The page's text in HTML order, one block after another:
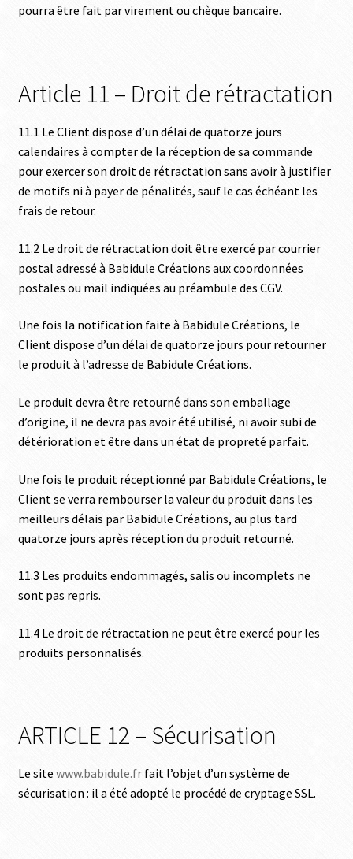
pourra être fait par virement ou chèque bancaire.
Article 11 – Droit de rétractation
11.1 Le Client dispose d’un délai de quatorze jours
calendaires à compter de la réception de sa commande
pour exercer son droit de rétractation sans avoir à justifier
de motifs ni à payer de pénalités, sauf le cas échéant les
frais de retour.
11.2 Le droit de rétractation doit être exercé par courrier
postal adressé à Babidule Créations aux coordonnées
postales ou mail indiquées au préambule des CGV.
Une fois la notification faite à Babidule Créations, le
Client dispose d’un délai de quatorze jours pour retourner
le produit à l’adresse de Babidule Créations.
Le produit devra être retourné dans son emballage
d’origine, il ne devra pas avoir été utilisé, ni avoir subi de
détérioration et être dans un état de propreté parfait.
Une fois le produit réceptionné par Babidule Créations, le
Client se verra rembourser la valeur du produit dans les
meilleurs délais par Babidule Créations, au plus tard
quatorze jours après réception du produit retourné.
11.3 Les produits endommagés, salis ou incomplets ne
sont pas repris.
11.4 Le droit de rétractation ne peut être exercé pour les
produits personnalisés.
ARTICLE 12 – Sécurisation
Le site www.babidule.frfait l’objet d’un système de
sécurisation : il a été adopté le procédé de cryptage SSL.